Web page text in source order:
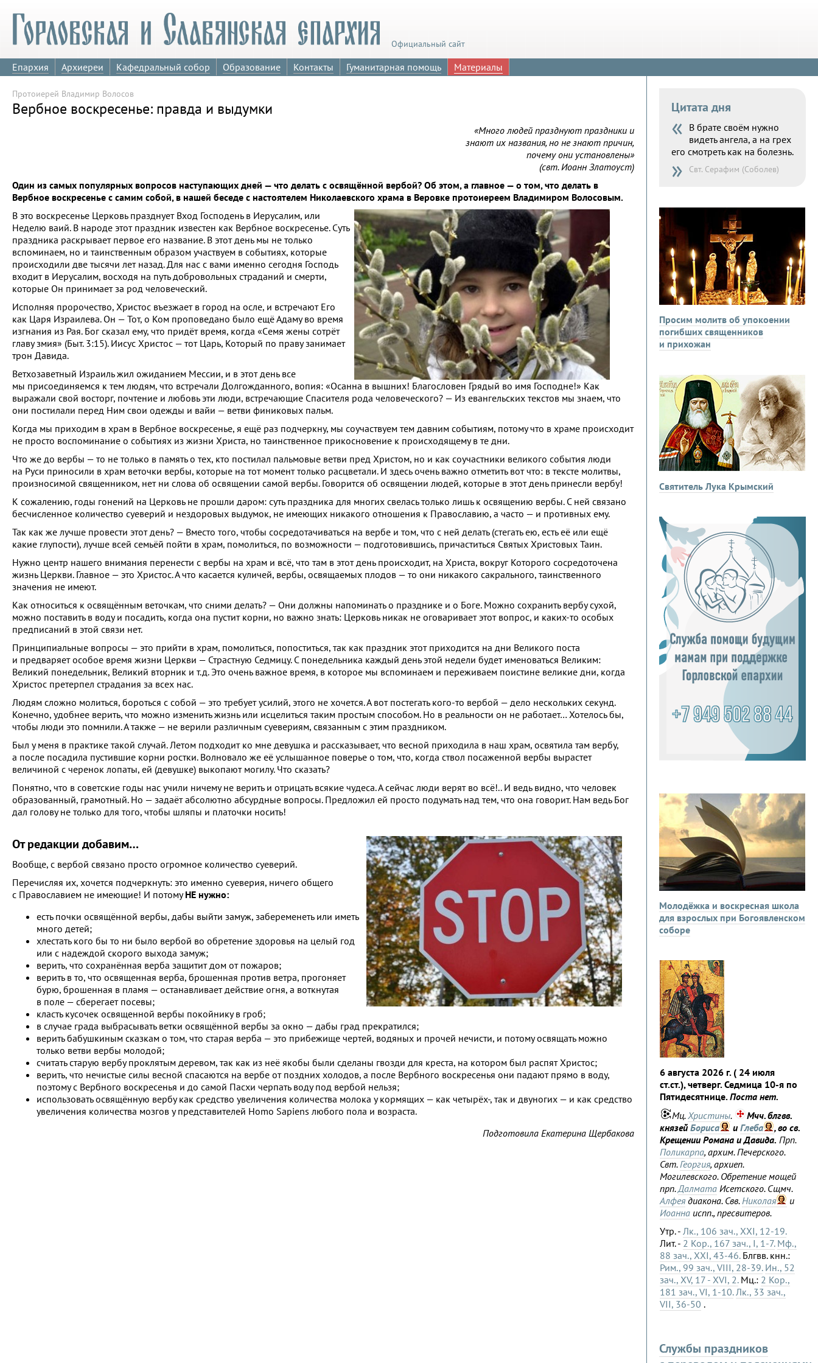
Официальный сайт
Епархия Архиереи Кафедральный собор Образование Контакты Гуманитарная помощь Материалы
Протоиерей Владимир Волосов
Вербное воскресенье: правда и выдумки
«Много людей празднуют праздники и
знают их названия, но не знают причин,
почему они установлены»
(свт. Иоанн Златоуст)
Один из самых популярных вопросов наступающих дней — что делать с освящённой вербой? Об этом, а главное — о том, что делать в
Вербное воскресенье с самим собой, в нашей беседе с настоятелем Николаевского храма в Веровке протоиереем Владимиром Волосовым.
В это воскресенье Церковь празднует Вход Господень в Иерусалим, или
Неделю ваий. В народе этот праздник известен как Вербное воскресенье. Суть
праздника раскрывает первое его название. В этот день мы не только
вспоминаем, но и таинственным образом участвуем в событиях, которые
происходили две тысячи лет назад. Для нас с вами именно сегодня Господь
входит в Иерусалим, восходя на путь добровольных страданий и смерти,
которые Он принимает за род человеческий.
Исполняя пророчество, Христос въезжает в город на осле, и встречают Его
как Царя Израилева. Он — Тот, о Ком проповедано было ещё Адаму во время
изгнания из Рая. Бог сказал ему, что придёт время, когда «Cемя жены сотрёт
главу змия» (Быт. 3:15). Иисус Христос — тот Царь, Который по праву занимает
трон Давида.
Ветхозаветный Израиль жил ожиданием Мессии, и в этот день все
мы присоединяемся к тем людям, что встречали Долгожданного, вопия: «Осанна в вышних! Благословен Грядый во имя Господне!» Как
выражали свой восторг, почтение и любовь эти люди, встречающие Спасителя рода человеческого? — Из евангельских текстов мы знаем, что
они постилали перед Ним свои одежды и вайи — ветви финиковых пальм.
Когда мы приходим в храм в Вербное воскресенье, я ещё раз подчеркну, мы соучаствуем тем давним событиям, потому что в храме происходит
не просто воспоминание о событиях из жизни Христа, но таинственное прикосновение к происходящему в те дни.
Что же до вербы — то не только в память о тех, кто постилал пальмовые ветви пред Христом, но и как соучастники великого события люди
на Руси приносили в храм веточки вербы, которые на тот момент только расцветали. И здесь очень важно отметить вот что: в тексте молитвы,
произносимой священником, нет ни слова об освящении самой вербы. Говорится об освящении людей, которые в этот день принесли вербу!
К сожалению, годы гонений на Церковь не прошли даром: суть праздника для многих свелась только лишь к освящению вербы. С ней связано
бесчисленное количество суеверий и нездоровых выдумок, не имеющих никакого отношения к Православию, а часто — и противных ему.
Так как же лучше провести этот день? — Вместо того, чтобы сосредотачиваться на вербе и том, что с ней делать (стегать ею, есть её или ещё
какие глупости), лучше всей семьёй пойти в храм, помолиться, по возможности — подготовившись, причаститься Святых Христовых Таин.
Нужно центр нашего внимания перенести с вербы на храм и всё, что там в этот день происходит, на Христа, вокруг Которого сосредоточена
жизнь Церкви. Главное — это Христос. А что касается куличей, вербы, освящаемых плодов — то они никакого сакрального, таинственного
значения не имеют.
Как относиться к освящённым веточкам, что сними делать? — Они должны напоминать о празднике и о Боге. Можно сохранить вербу сухой,
можно поставить в воду и посадить, когда она пустит корни, но важно знать: Церковь никак не оговаривает этот вопрос, и каких-то особых
предписаний в этой связи нет.
Принципиальные вопросы — это прийти в храм, помолиться, попоститься, так как праздник этот приходится на дни Великого поста
и предваряет особое время жизни Церкви — Страстную Седмицу. С понедельника каждый день этой недели будет именоваться Великим:
Великий понедельник, Великий вторник и т.д. Это очень важное время, в которое мы вспоминаем и переживаем поистине великие дни, когда
Христос претерпел страдания за всех нас.
Людям сложно молиться, бороться с собой — это требует усилий, этого не хочется. А вот постегать кого-то вербой — дело нескольких секунд.
Конечно, удобнее верить, что можно изменить жизнь или исцелиться таким простым способом. Но в реальности он не работает… Хотелось бы,
чтобы люди это помнили. А также — не верили различным суевериям, связанным с этим праздником.
Был у меня в практике такой случай. Летом подходит ко мне девушка и рассказывает, что весной приходила в наш храм, освятила там вербу,
а после посадила пустившие корни ростки. Волновало же её услышанное поверье о том, что, когда ствол посаженной вербы вырастет
величиной с черенок лопаты, ей (девушке) выкопают могилу. Что сказать?
Понятно, что в советские годы нас учили ничему не верить и отрицать всякие чудеса. А сейчас люди верят во всё!.. И ведь видно, что человек
образованный, грамотный. Но — задаёт абсолютно абсурдные вопросы. Предложил ей просто подумать над тем, что она говорит. Нам ведь Бог
дал голову не только для того, чтобы шляпы и платочки носить!
От редакции добавим…
Вообще, с вербой связано просто огромное количество суеверий.
Перечисляя их, хочется подчеркнуть: это именно суеверия, ничего общего
с Православием не имеющие! И потомуНЕ нужно:
есть почки освящённой вербы, дабы выйти замуж, забеременеть или иметь
много детей;
хлестать кого бы то ни было вербой во обретение здоровья на целый год
или с надеждой скорого выхода замуж;
верить, что сохранённая верба защитит дом от пожаров;
верить в то, что освященная верба, брошенная против ветра, прогоняет
бурю, брошенная в пламя — останавливает действие огня, а воткнутая
в поле — сберегает посевы;
класть кусочек освященной вербы покойнику в гроб;
в случае града выбрасывать ветки освящённой вербы за окно — дабы град прекратился;
верить бабушкиным сказкам о том, что старая верба — это прибежище чертей, водяных и прочей нечисти, и потому освящать можно
только ветви вербы молодой;
считать старую вербу проклятым деревом, так как из неё якобы были сделаны гвозди для креста, на котором был распят Христос;
верить, что нечистые силы весной спасаются на вербе от поздних холодов, а после Вербного воскресенья они падают прямо в воду,
поэтому с Вербного воскресенья и до самой Пасхи черпать воду под вербой нельзя;
использовать освящённую вербу как средство увеличения количества молока у кормящих — как четырёх-, так и двуногих — и как средство
увеличения количества мозгов у представителей Homo Sapiens любого пола и возраста.
Подготовила Екатерина Щербакова
Цитата дня
« В брате своём нужно
видеть ангела, а на грех
его смотреть как на болезнь.
» Свт. Серафим (Соболев)
Просим молитв об упокоении
погибших священников
и прихожан
Святитель Лука Крымский
Молодёжка и воскресная школа
для взрослых при Богоявленском
соборе
6 августа 2026 г. ( 24 июля
ст.ст.), четверг. Седмица 10-я по
Пятидесятнице.Поста нет.
Мц.Христины.
Мчч. блгвв.
князейБориса иГлеба
, во св.
Крещении Романа и Давида. Прп.
Поликарпа, архим. Печерского.
Свт.Георгия, архиеп.
Могилевского. Обретение мощей
прп.Далмата Исетского. Сщмч.
Алфея диакона. Свв.Николая
и
Иоанна испп., пресвитеров.
Утр. - Лк., 106 зач., XXI, 12-19.
Лит. - 2 Кор., 167 зач., I, 1-7. Мф.,
88 зач., XXI, 43-46.Блгвв. кнн.:
Рим., 99 зач., VIII, 28-39. Ин., 52
зач., XV, 17 - XVI, 2.Мц.: 2 Кор.,
181 зач., VI, 1-10. Лк., 33 зач.,
VII, 36-50 .
Службы праздников